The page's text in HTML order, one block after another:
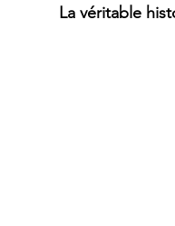
La véritable